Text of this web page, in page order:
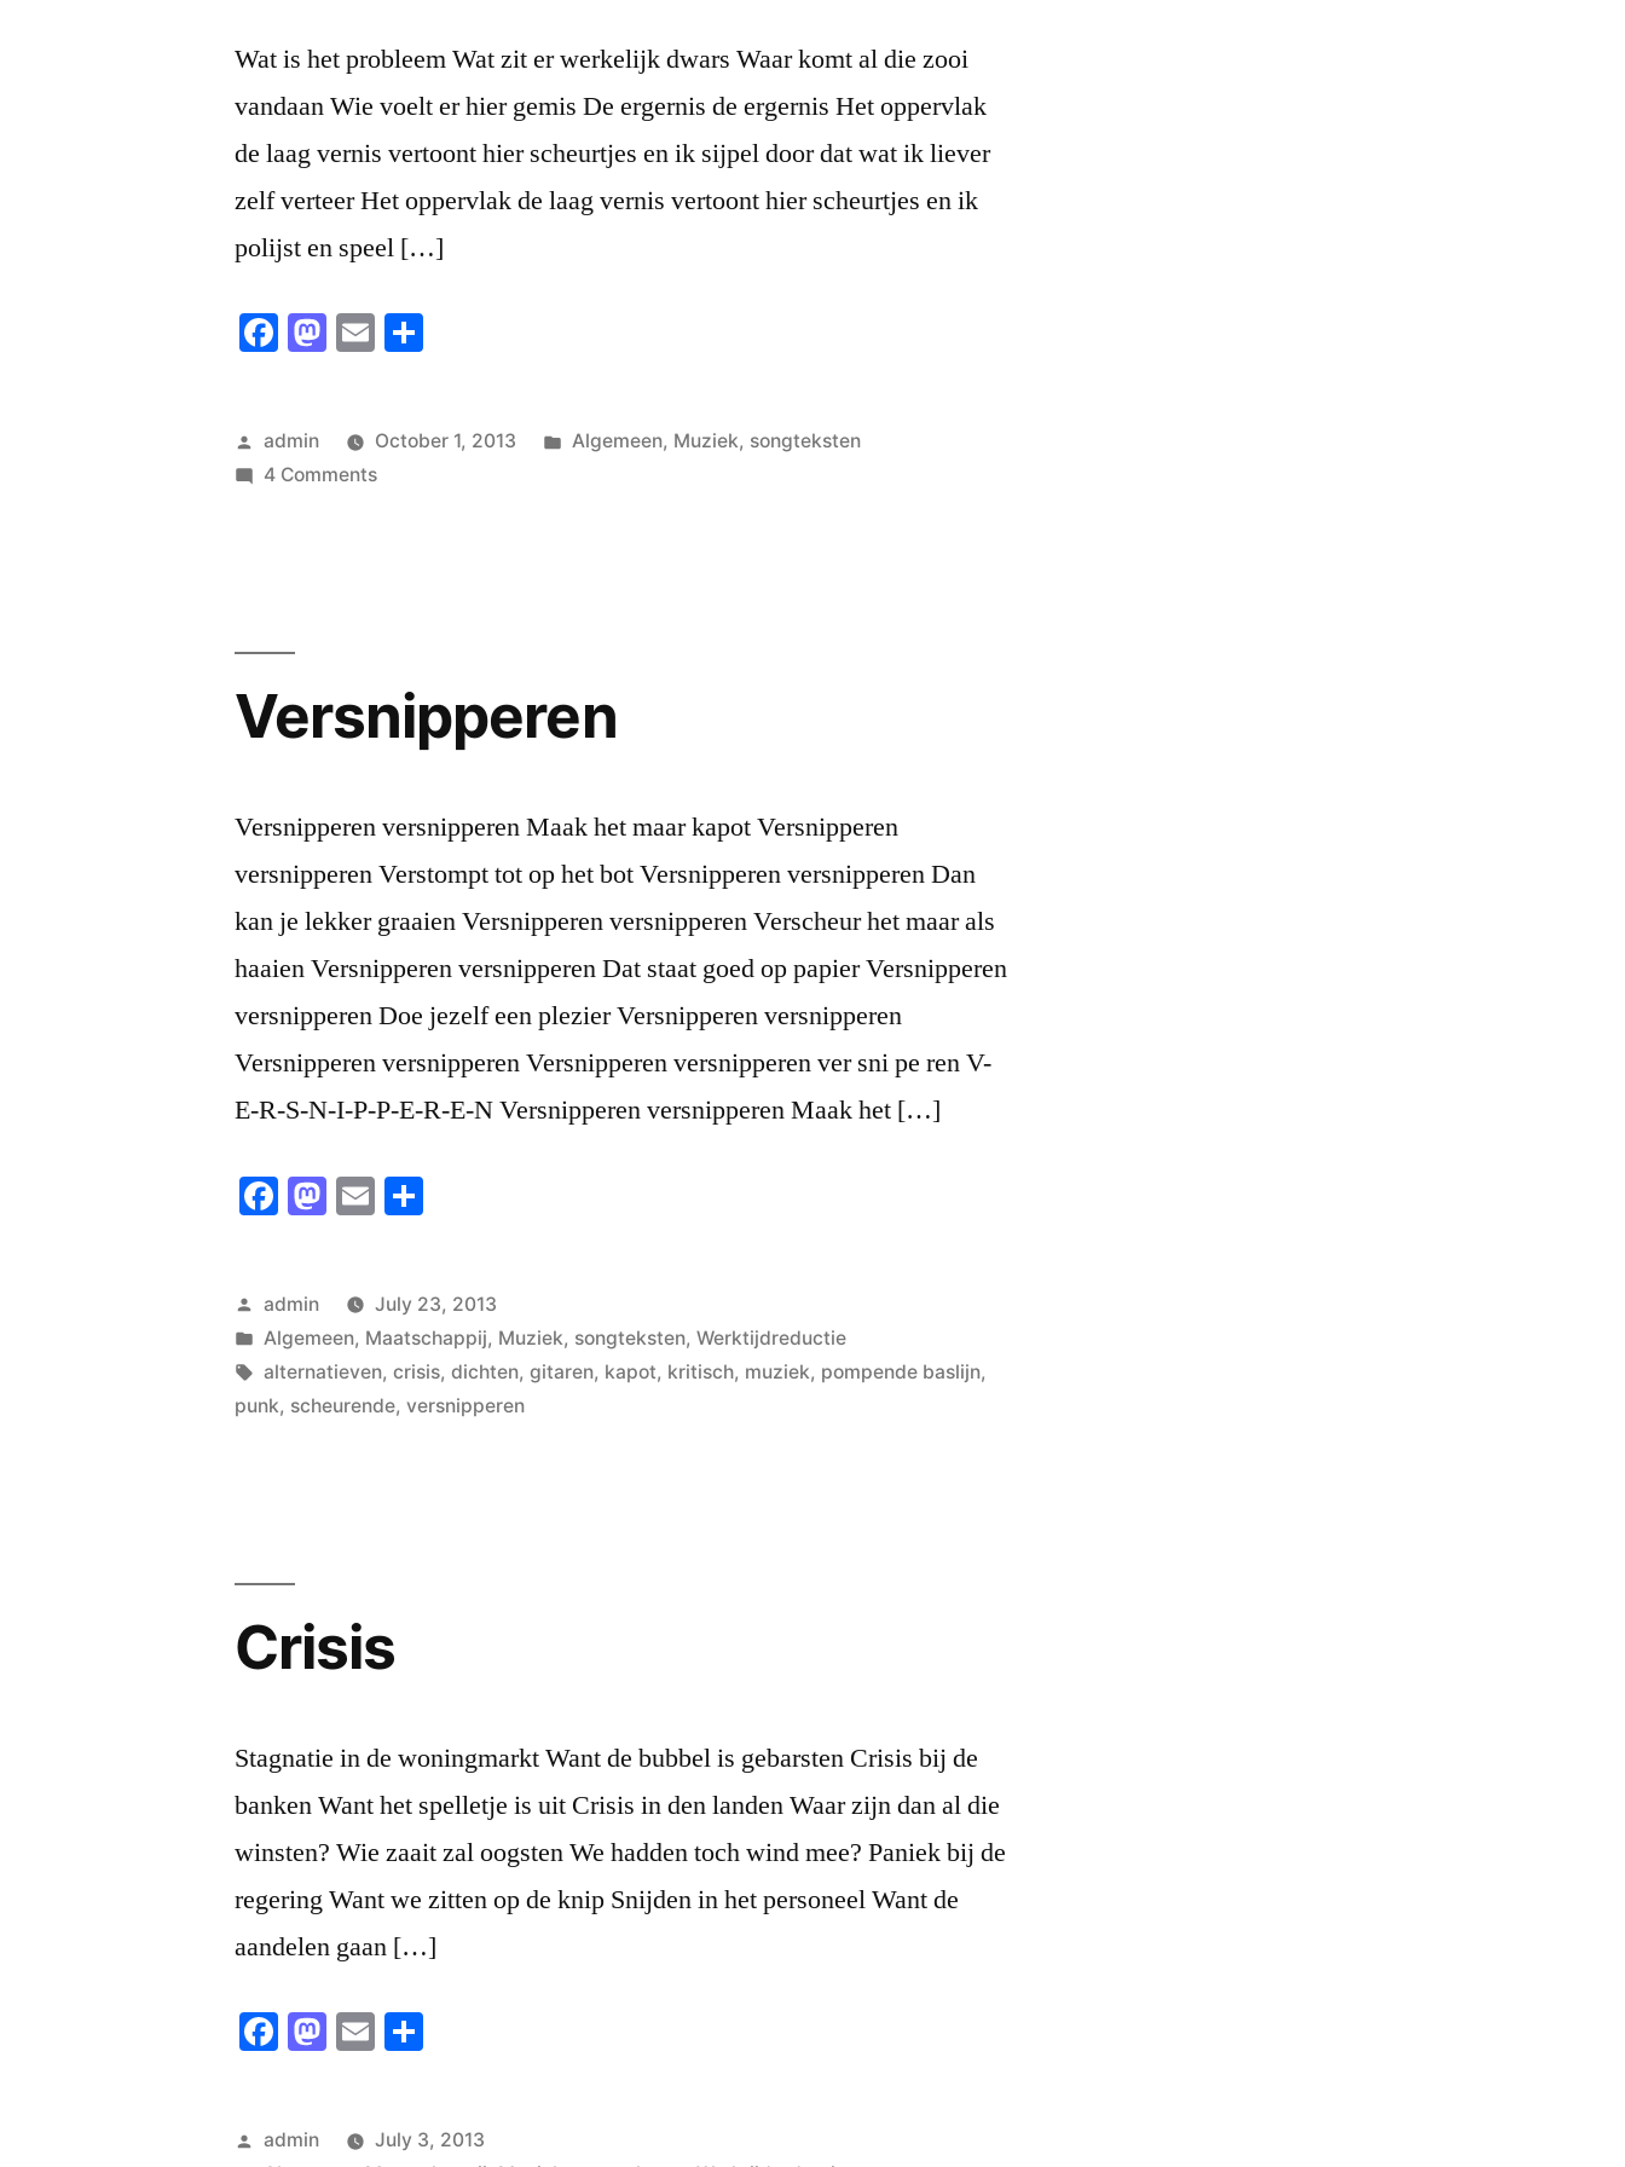
Wat is het probleem Wat zit er werkelijk dwars Waar komt al die zooi
vandaan Wie voelt er hier gemis De ergernis de ergernis Het oppervlak
de laag vernis vertoont hier scheurtjes en ik sijpel door dat wat ik liever
zelf verteer Het oppervlak de laag vernis vertoont hier scheurtjes en ik
polijst en speel […]
Facebook
Mastodon
Email
Posted
by
admin October 1, 2013
Posted
Algemeen, Muziek, songteksten
4 Commentson
Versnipperen
Versnipperen versnipperen Maak het maar kapot Versnipperen
versnipperen Verstompt tot op het bot Versnipperen versnipperen Dan
kan je lekker graaien Versnipperen versnipperen Verscheur het maar als
haaien Versnipperen versnipperen Dat staat goed op papier Versnipperen
versnipperen Doe jezelf een plezier Versnipperen versnipperen
Versnipperen versnipperen Versnipperen versnipperen ver sni pe ren V-
E-R-S-N-I-P-P-E-R-E-N Versnipperen versnipperen Maak het […]
Facebook
Mastodon
Email
Posted
by
admin
July 23, 2013
Posted
in
Algemeen, Maatschappij, Muziek, songteksten,Werktijdreductie
Tags:
alternatieven,crisis,dichten,gitaren, kapot, kritisch, muziek, pompende baslijn,
punk, scheurende,versnipperen
Crisis
Stagnatie in de woningmarkt Want de bubbel is gebarsten Crisis bij de
banken Want het spelletje is uit Crisis in den landen Waar zijn dan al die
winsten? Wie zaait zal oogsten We hadden toch wind mee? Paniek bij de
regering Want we zitten op de knip Snijden in het personeel Want de
aandelen gaan […]
Facebook
Mastodon
Email
Posted
admin
July 3, 2013